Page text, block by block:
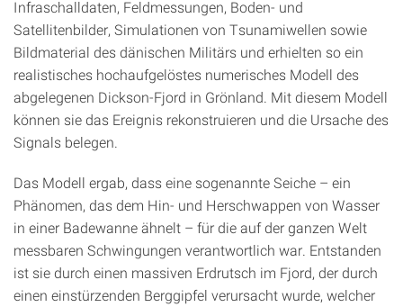
Infraschalldaten, Feldmessungen, Boden- und
Satellitenbilder, Simulationen von Tsunamiwellen sowie
Bildmaterial des dänischen Militärs und erhielten so ein
realistisches hochaufgelöstes numerisches Modell des
abgelegenen Dickson-Fjord in Grönland. Mit diesem Modell
können sie das Ereignis rekonstruieren und die Ursache des
Signals belegen.
Das Modell ergab, dass eine sogenannte Seiche – ein
Phänomen, das dem Hin- und Herschwappen von Wasser
in einer Badewanne ähnelt – für die auf der ganzen Welt
messbaren Schwingungen verantwortlich war. Entstanden
ist sie durch einen massiven Erdrutsch im Fjord, der durch
einen einstürzenden Berggipfel verursacht wurde, welcher